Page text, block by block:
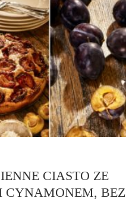
CIASTO ZE
CYNAMONEM, BEZ